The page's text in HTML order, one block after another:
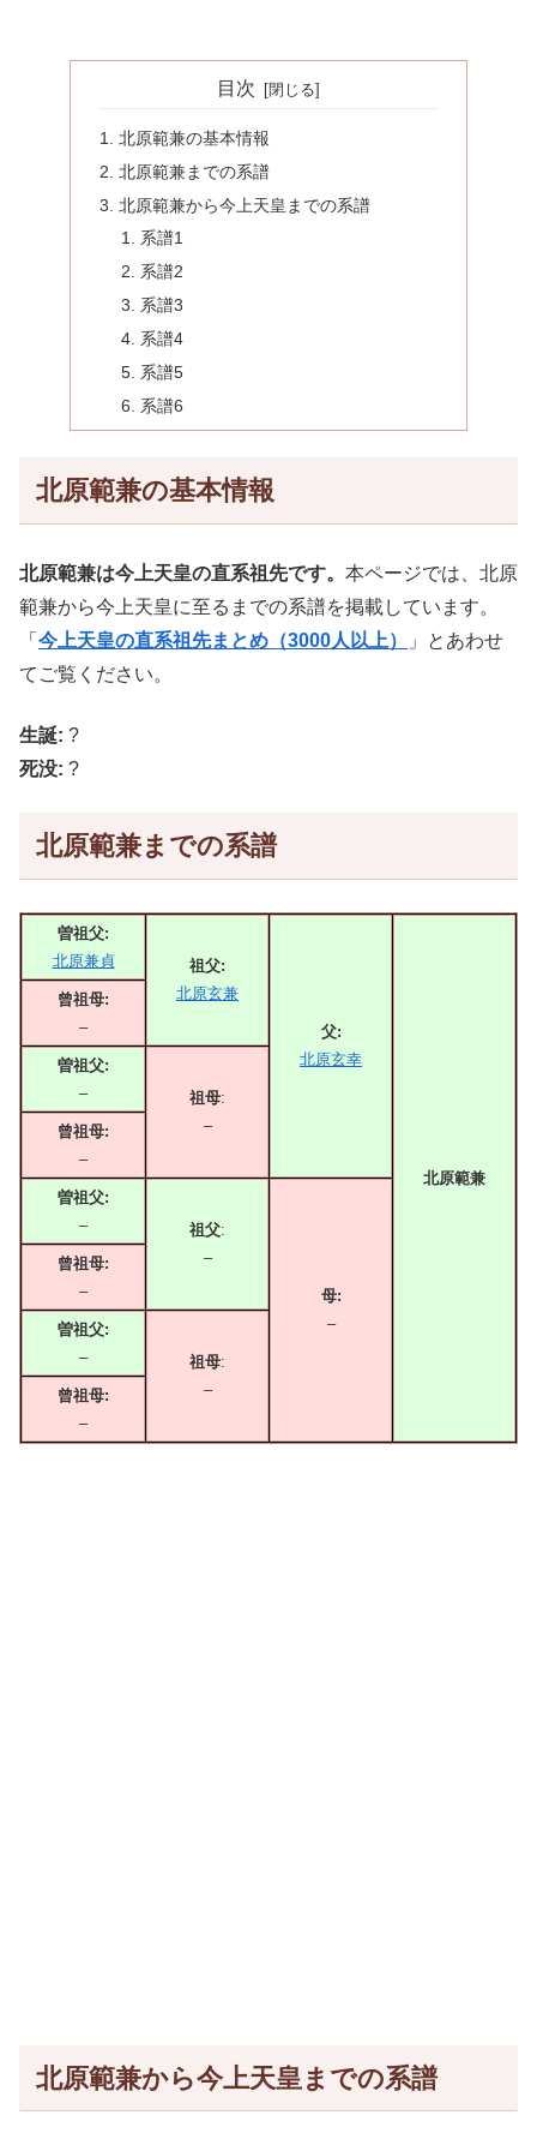
目次
北原範兼の基本情報
北原範兼までの系譜
北原範兼から今上天皇までの系譜
系譜1
系譜2
系譜3
系譜4
系譜5
系譜6
北原範兼の基本情報
北原範兼は今上天皇の直系祖先です。 本ページでは、北原
範兼から今上天皇に至るまでの系譜を掲載しています。
「 今上天皇の直系祖先まとめ（3000人以上）
」とあわせ
てご覧ください。
生誕: ?
死没: ?
北原範兼までの系譜
曽祖父:
北原兼貞
祖父:
北原玄兼
父:
北原玄幸
北原範兼
曾祖母:
–
曽祖父:
–
祖母:
–
曾祖母:
–
曽祖父:
–
祖父:
–
母:
–
曾祖母:
–
曽祖父:
–
祖母:
–
曾祖母:
–
北原範兼から今上天皇までの系譜